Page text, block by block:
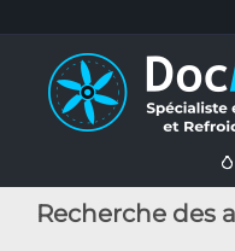
Recherche des